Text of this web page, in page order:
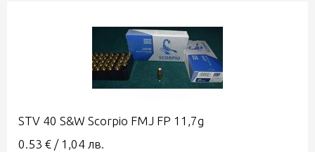
STV 40 S&W Scorpio FMJ FP 11,7g
0.53 € / 1,04 лв.